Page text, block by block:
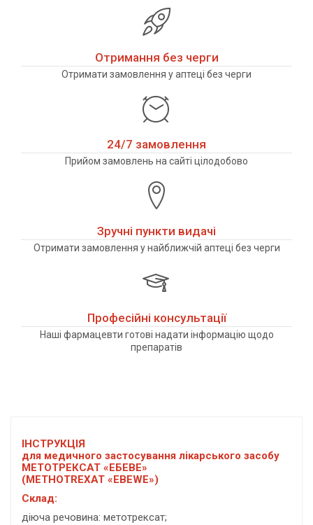
Отримання без черги
Отримати замовлення у аптеці без черги
24/7 замовлення
Прийом замовлень на сайті цілодобово
Зручні пункти видачі
Отримати замовлення у найближчій аптеці без черги
Професійні консультації
Наші фармацевти готові надати інформацію щодо
препаратів
ІНСТРУКЦІЯ
для медичного застосування лікарського засобу
МЕТОТРЕКСАТ «ЕБЕВЕ»
(METHOTREXAT «EBEWE»)
Склад:
діюча речовина: метотрексат;